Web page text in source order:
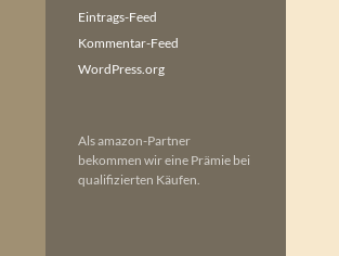
Eintrags-Feed
Kommentar-Feed
WordPress.org
Als amazon-Partner
bekommen wir eine Prämie bei
qualifizierten Käufen.